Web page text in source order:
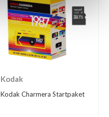
Kodak
Kodak Charmera Startpaket